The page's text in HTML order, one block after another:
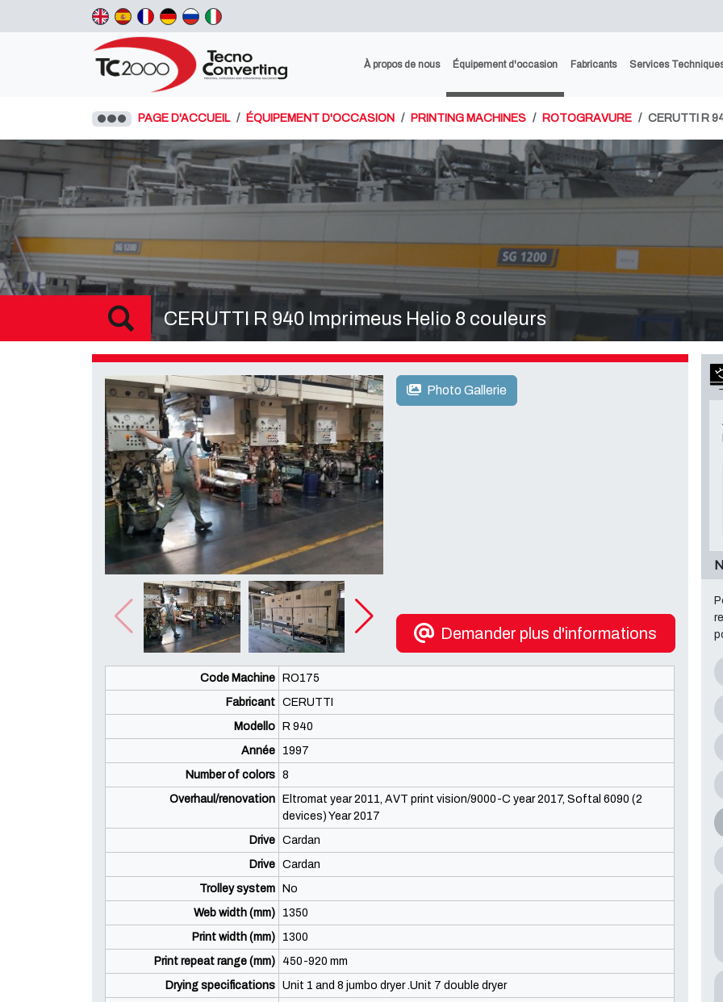
À propos de nous Équipement d'occasion Fabricants Services
PAGE D'ACCUEIL ÉQUIPEMENT D'OCCASION PRINTING MACHINES ROTOGRAVURE CERUTTI R
CERUTTI R 940 Imprimeus Helio 8 couleurs
Photo Gallerie
Demander plus d'informations
Code Machine
RO175
Fabricant CERUTTI
Modello
R 940
Année
1997
Number of colors 8
Overhaul/renovation
Eltromat year 2011, AVT print vision/9000-C year 2017, Softal 6090 (2
devices) Year 2017
Drive Cardan
Drive Cardan
Trolley system
No
Web width (mm)
1350
Print width (mm)
1300
Print repeat range (mm)
450-920 mm
Drying specifications Unit 1 and 8 jumbo dryer .Unit 7 double dryer